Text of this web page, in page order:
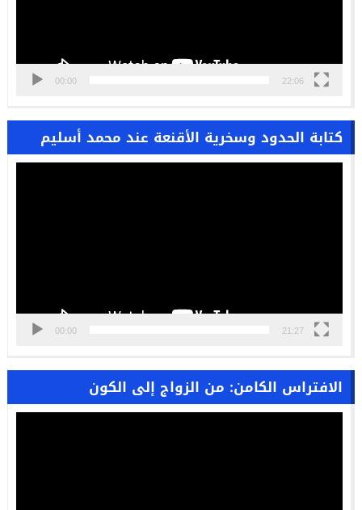
00:00 22:06
كتابة الحدود وسخرية الأقنعة عند محمد أسليم
مشغل
00:00 21:27
الافتراس الكامن: من الزواج إلى الكون
مشغل